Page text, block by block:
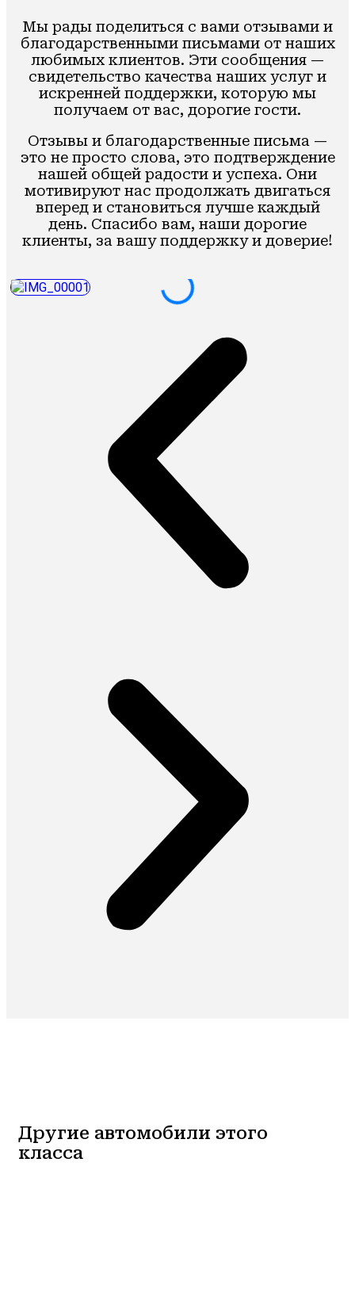
Мы рады поделиться с вами отзывами и
благодарственными письмами от наших
любимых клиентов. Эти сообщения —
свидетельство качества наших услуг и
искренней поддержки, которую мы
получаем от вас, дорогие гости.
Отзывы и благодарственные письма —
это не просто слова, это подтверждение
нашей общей радости и успеха. Они
мотивируют нас продолжать двигаться
вперед и становиться лучше каждый
день. Спасибо вам, наши дорогие
клиенты, за вашу поддержку и доверие!
Другие автомобили этого
класса